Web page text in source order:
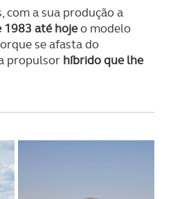
com a sua produção a
1983 até hojeo modelo
se afasta do
propulsor híbrido que lhe